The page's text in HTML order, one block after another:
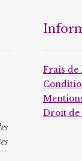
Frais
Droit de